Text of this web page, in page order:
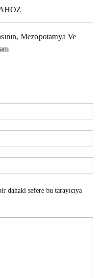
Mezopotamya Ve
dahaki sefere bu tarayıcıya